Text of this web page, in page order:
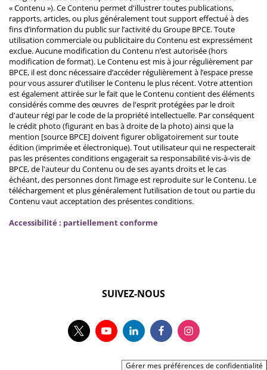
« Contenu »). Ce Contenu permet d'illustrer toutes publications,
rapports, articles, ou plus généralement tout support effectué à des
fins d’information du public sur l’activité du Groupe BPCE. Toute
utilisation commerciale ou publicitaire du Contenu est expressément
exclue. Aucune modification du Contenu n’est autorisée (hors
modification de format). Le Contenu est mis à jour régulièrement par
BPCE, il est donc nécessaire d’accéder régulièrement à l’espace presse
pour vous assurer d’utiliser le Contenu le plus récent. Votre attention
est également attirée sur le fait que le Contenu contient des éléments
considérés comme des œuvres de l'esprit protégées par le droit
d'auteur régi par le code de la propriété intellectuelle. Par conséquent
le crédit photo (figurant en bas à droite de la photo) ainsi que la
mention [source BPCE] doivent figurer obligatoirement sur toute
édition (imprimée et électronique). Tout utilisateur qui ne respecterait
pas les présentes conditions engagerait sa responsabilité vis-à-vis de
BPCE, de l'auteur du Contenu ou de ses ayants droits et le cas
échéant, des personnes dont l’image est reproduite sur le Contenu. Le
téléchargement et plus généralement l’utilisation de tout ou partie du
Contenu vaut acceptation des présentes conditions.
Accessibilité : partiellement conforme
SUIVEZ-NOUS
Gérer mes préférences de confidentialité